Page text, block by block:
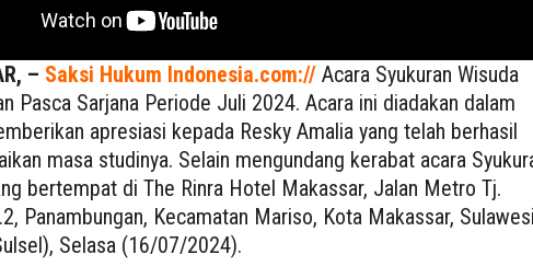
– Saksi Hukum Indonesia.com:// Acara Syukuran Wisuda
Pasca Sarjana Periode Juli 2024. Acara ini diadakan dalam
apresiasi kepada Resky Amalia yang telah berhasil
masa studinya. Selain mengundang kerabat acara
bertempat di The Rinra Hotel Makassar, Jalan Metro Tj.
Panambungan, Kecamatan Mariso, Kota Makassar, Sulawesi
Selasa (16/07/2024).